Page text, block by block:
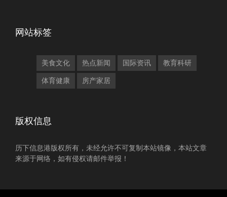
网站标签
美食文化 热点新闻 国际资讯 教育科研
体育健康 房产家居
版权信息
历下信息港版权所有，未经允许不可复制本站镜像，本站文章
来源于网络，如有侵权请邮件举报！